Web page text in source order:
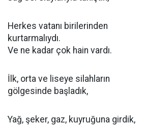
Herkes vatanı birilerinden
kurtarmalıydı.
Ve ne kadar çok hain vardı.
İlk, orta ve liseye silahların
gölgesinde başladık,
Yağ, şeker, gaz, kuyruğuna girdik,